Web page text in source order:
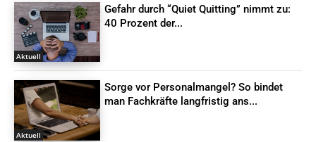
Aktuell
Gefahr durch “Quiet Quitting” nimmt zu:
40 Prozent der...
Aktuell
Sorge vor Personalmangel? So bindet
man Fachkräfte langfristig ans...